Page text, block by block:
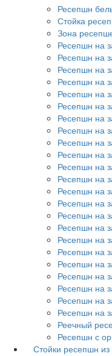
Ресепшн
Стойка
Зона
Ресепшн на
Ресепшн на
Ресепшн на
Ресепшн на
Ресепшн на
Ресепшн на
Ресепшн на
Ресепшн на
Ресепшн на
Ресепшн на
Ресепшн на
Ресепшн на
Ресепшн на
Ресепшн на
Ресепшн на
Ресепшн на
Ресепшн на
Ресепшн на
Ресепшн на
Ресепшн на
Ресепшн на
Ресепшн на
Ресепшн на
Реечный
Ресепшн с
Стойки ресепшн из